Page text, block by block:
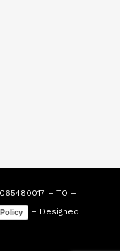
– TO –
– Designed